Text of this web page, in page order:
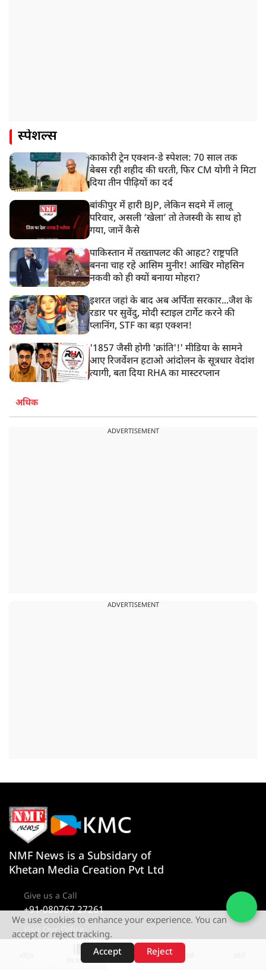
स्पेशल्स
काकोरी ट्रेन एक्शन-डे स्पेशल: 70 साल तक
बेबस रही शहीद की धरती, फिर CM योगी ने मिटा
दिया तीन पीढ़ियों का दर्द
बांकीपुर में हारी BJP, लेकिन सदमे में लालू
परिवार, असली ‘खेला’ तो तेजस्वी के साथ हो
गया, जानें कैसे
पाकिस्तान में तख्तापलट की आहट? राष्ट्रपति
बनना चाह रहे आसिम मुनीर! आखिर मोहसिन
नकवी को ही क्यों बनाया मोहरा?
इशरत जहां के बाद अब अर्पिता सरकार...जैश के
रडार पर सुवेंदु, मोदी स्टाइल टार्गेट करने की
प्लानिंग, STF का बड़ा एक्शन!
'1857 जैसी होगी 'क्रांति'!' मीडिया के सामने
आए रिजर्वेशन हटाओ आंदोलन के सूत्रधार वेदांश
त्यागी, बता दिया RHA का मास्टरप्लान
अधिक
ADVERTISEMENT
ADVERTISEMENT
वेब स्टोरीज़
NMF News is a Subsidary of
Khetan Media Creation Pvt Ltd
Give us a Call
+91-080767 27261
Visit Our Office
D-4 1st Floor, Sector 10, Noida,
Uttar Pradesh 201301
We use cookies to enhance your experience. You can
accept or reject tracking.
Accept
Reject